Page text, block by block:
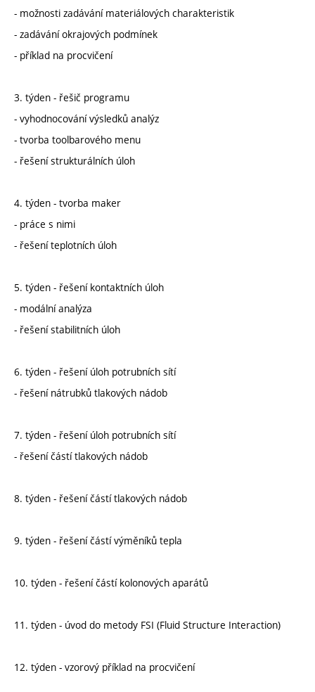
- možnosti zadávání materiálových charakteristik
- zadávání okrajových podmínek
- příklad na procvičení
3. týden - řešič programu
- vyhodnocování výsledků analýz
- tvorba toolbarového menu
- řešení strukturálních úloh
4. týden - tvorba maker
- práce s nimi
- řešení teplotních úloh
5. týden - řešení kontaktních úloh
- modální analýza
- řešení stabilitních úloh
6. týden - řešení úloh potrubních sítí
- řešení nátrubků tlakových nádob
7. týden - řešení úloh potrubních sítí
- řešení částí tlakových nádob
8. týden - řešení částí tlakových nádob
9. týden - řešení částí výměníků tepla
10. týden - řešení částí kolonových aparátů
11. týden - úvod do metody FSI (Fluid Structure Interaction)
12. týden - vzorový příklad na procvičení